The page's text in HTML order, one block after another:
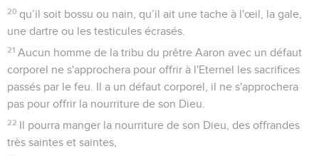
20 qu’il soit bossu ou nain, qu’il ait une tache à l'œil, la gale,
une dartre ou les testicules écrasés.
21 Aucun homme de la tribu du prêtre Aaron avec un défaut
corporel ne s'approchera pour offrir à l'Eternel les sacrifices
passés par le feu. Il a un défaut corporel, il ne s'approchera
pas pour offrir la nourriture de son Dieu.
22
Il pourra manger la nourriture de son Dieu, des offrandes
très saintes et saintes,